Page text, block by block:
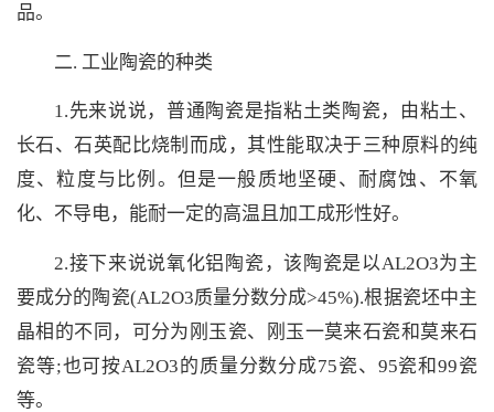
品。
二. 工业陶瓷的种类
1.先来说说，普通陶瓷是指粘土类陶瓷，由粘土、
长石、石英配比烧制而成，其性能取决于三种原料的纯
度、粒度与比例。但是一般质地坚硬、耐腐蚀、不氧
化、不导电，能耐一定的高温且加工成形性好。
2.接下来说说氧化铝陶瓷，该陶瓷是以AL2O3为主
要成分的陶瓷(AL2O3质量分数分成>45%).根据瓷坯中主
晶相的不同，可分为刚玉瓷、刚玉一莫来石瓷和莫来石
瓷等;也可按AL2O3的质量分数分成75瓷、95瓷和99瓷
等。